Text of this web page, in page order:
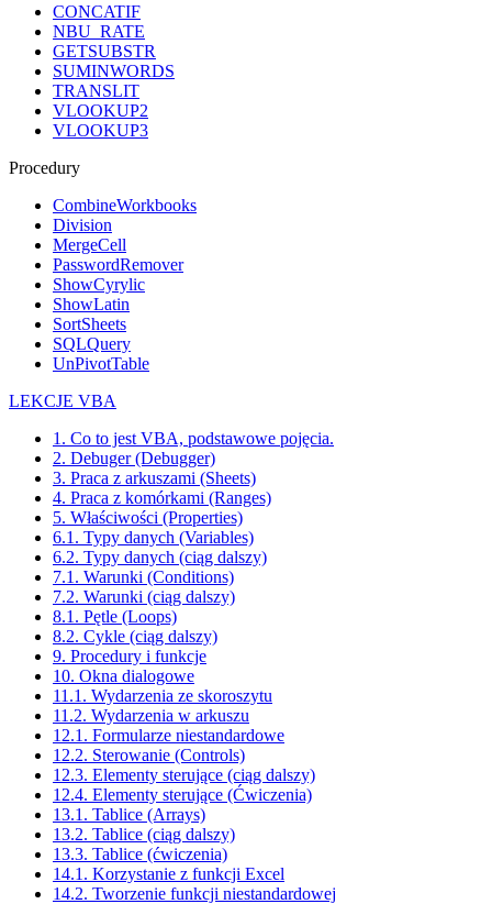
CONCATIF
NBU_RATE
GETSUBSTR
SUMINWORDS
TRANSLIT
VLOOKUP2
VLOOKUP3
Procedury
CombineWorkbooks
Division
MergeCell
PasswordRemover
ShowCyrylic
ShowLatin
SortSheets
SQLQuery
UnPivotTable
LEKCJE VBA
1. Co to jest VBA, podstawowe pojęcia.
2. Debuger (Debugger)
3. Praca z arkuszami (Sheets)
4. Praca z komórkami (Ranges)
5. Właściwości (Properties)
6.1. Typy danych (Variables)
6.2. Typy danych (ciąg dalszy)
7.1. Warunki (Conditions)
7.2. Warunki (ciąg dalszy)
8.1. Pętle (Loops)
8.2. Cykle (ciąg dalszy)
9. Procedury i funkcje
10. Okna dialogowe
11.1. Wydarzenia ze skoroszytu
11.2. Wydarzenia w arkuszu
12.1. Formularze niestandardowe
12.2. Sterowanie (Controls)
12.3. Elementy sterujące (ciąg dalszy)
12.4. Elementy sterujące (Ćwiczenia)
13.1. Tablice (Arrays)
13.2. Tablice (ciąg dalszy)
13.3. Tablice (ćwiczenia)
14.1. Korzystanie z funkcji Excel
14.2. Tworzenie funkcji niestandardowej